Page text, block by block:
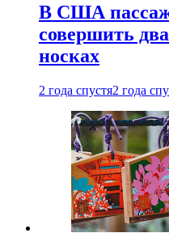
В США
совершить
носках
2 года спустя2 года